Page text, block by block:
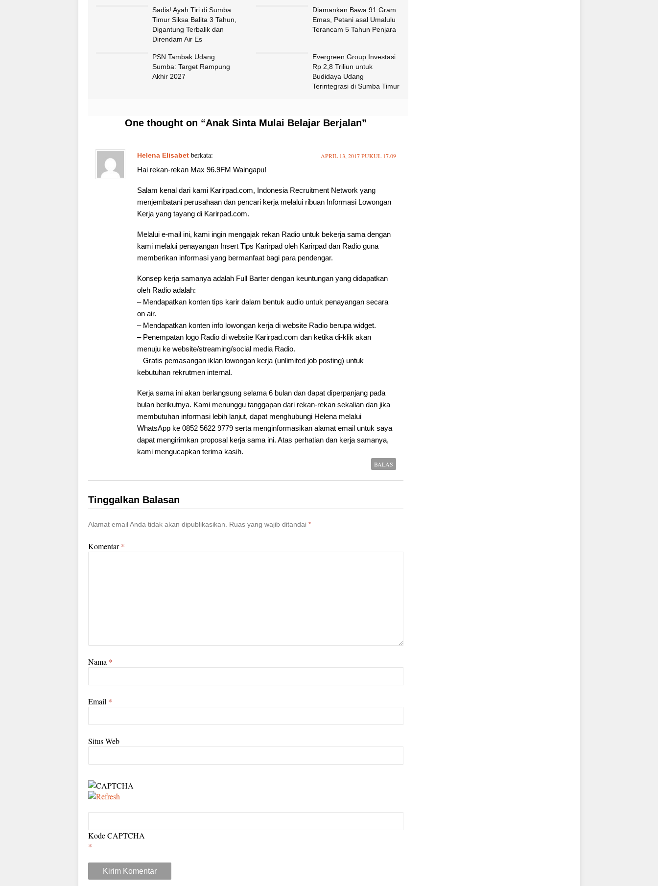
Sadis! Ayah Tiri di Sumba
Timur Siksa Balita 3 Tahun,
Digantung Terbalik dan
Direndam Air Es
Diamankan Bawa 91 Gram
Emas, Petani asal Umalulu
Terancam 5 Tahun Penjara
PSN Tambak Udang
Sumba: Target Rampung
Akhir 2027
Evergreen Group Investasi
Rp 2,8 Triliun untuk
Budidaya Udang
Terintegrasi di Sumba Timur
One thought on “Anak Sinta Mulai Belajar Berjalan”
Helena Elisabet berkata: APRIL 13, 2017 PUKUL 17.09
Hai rekan-rekan Max 96.9FM Waingapu!
Salam kenal dari kami Karirpad.com, Indonesia Recruitment Network yang
menjembatani perusahaan dan pencari kerja melalui ribuan Informasi Lowongan
Kerja yang tayang di Karirpad.com.
Melalui e-mail ini, kami ingin mengajak rekan Radio untuk bekerja sama dengan
kami melalui penayangan Insert Tips Karirpad oleh Karirpad dan Radio guna
memberikan informasi yang bermanfaat bagi para pendengar.
Konsep kerja samanya adalah Full Barter dengan keuntungan yang didapatkan
oleh Radio adalah:
– Mendapatkan konten tips karir dalam bentuk audio untuk penayangan secara
on air.
– Mendapatkan konten info lowongan kerja di website Radio berupa widget.
– Penempatan logo Radio di website Karirpad.com dan ketika di-klik akan
menuju ke website/streaming/social media Radio.
– Gratis pemasangan iklan lowongan kerja (unlimited job posting) untuk
kebutuhan rekrutmen internal.
Kerja sama ini akan berlangsung selama 6 bulan dan dapat diperpanjang pada
bulan berikutnya. Kami menunggu tanggapan dari rekan-rekan sekalian dan jika
membutuhan informasi lebih lanjut, dapat menghubungi Helena melalui
WhatsApp ke 0852 5622 9779 serta menginformasikan alamat email untuk saya
dapat mengirimkan proposal kerja sama ini. Atas perhatian dan kerja samanya,
kami mengucapkan terima kasih.
BALAS
Tinggalkan Balasan
Alamat email Anda tidak akan dipublikasikan. Ruas yang wajib ditandai *
Komentar*
Nama *
Email *
Situs Web
Kode CAPTCHA
*